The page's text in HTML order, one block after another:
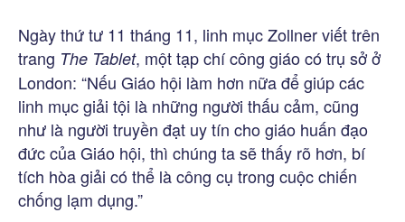
Ngày thứ tư 11 tháng 11, linh mục Zollner viết trên
trang The Tablet, một tạp chí công giáo có trụ sở ở
London: “Nếu Giáo hội làm hơn nữa để giúp các
linh mục giải tội là những người thấu cảm, cũng
như là người truyền đạt uy tín cho giáo huấn đạo
đức của Giáo hội, thì chúng ta sẽ thấy rõ hơn, bí
tích hòa giải có thể là công cụ trong cuộc chiến
chống lạm dụng.”